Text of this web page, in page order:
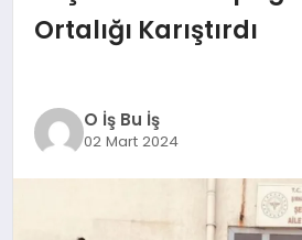
SPOR
Ortalığı Karıştırdı
O İş Bu İş
02 Mart 2024